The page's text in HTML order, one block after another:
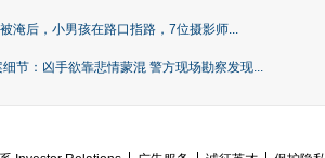
淹后，小男孩在路口指路，7位摄影师...
节：凶手欲靠悲情蒙混 警方现场勘察发现...